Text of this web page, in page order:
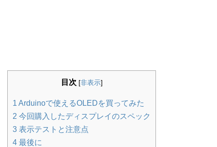
目次 [非表示]
1 Arduinoで使えるOLEDを買ってみた
2 今回購入したディスプレイのスペック
3 表示テストと注意点
4 最後に